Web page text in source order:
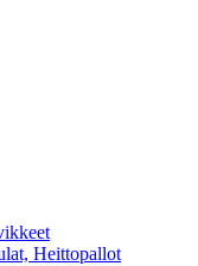
Heittopallot